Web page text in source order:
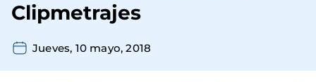
Clipmetrajes
Jueves, 10 mayo, 2018